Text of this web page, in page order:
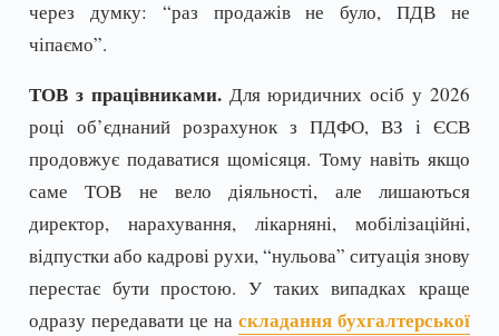
через думку: “раз продажів не було, ПДВ не
чіпаємо”.
ТОВ з працівниками.Для юридичних осіб у 2026
році об’єднаний розрахунок з ПДФО, ВЗ і ЄСВ
продовжує подаватися щомісяця. Тому навіть якщо
саме ТОВ не вело діяльності, але лишаються
директор, нарахування, лікарняні, мобілізаційні,
відпустки або кадрові рухи, “нульова” ситуація знову
перестає бути простою. У таких випадках краще
одразу передавати це на складання бухгалтерської